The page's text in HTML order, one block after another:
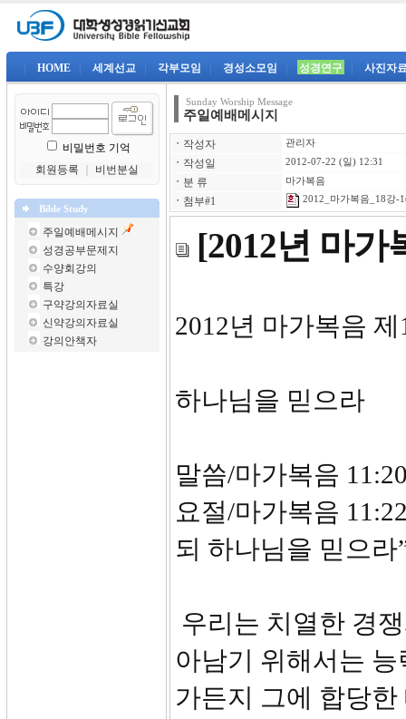
HOME 세계선교 각부모임 경성소모임 성경연구 사진자
비밀번호 기억
회원등록
비번분실
Bible Study
주일예배메시지
성경공부문제지
수양회강의
특강
구약강의자료실
신약강의자료실
강의안책자
Sunday Worship Message
주일예배메시지
ㆍ 작성자 관리자
ㆍ 작성일 2012-07-22 (일) 12:31
ㆍ 분 류 마가복음
ㆍ 첨부#1 2012_마가복음_18강-
[2012년 마가
2012년 마가
하나님을 믿으라
말씀/마가복음
요절/마가복음
되 하나님을 믿으라
우리는 치열한 경
아남기 위해서는
가든지 그에 합당